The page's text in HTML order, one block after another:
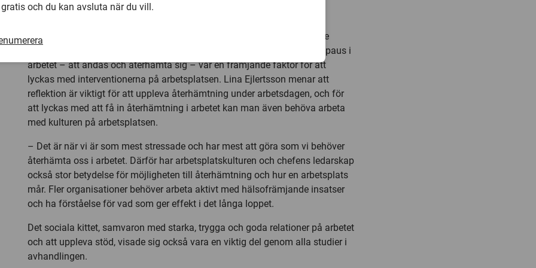
Okej att ta en paus
I de två senare studierna genomförde och utvärderade forskarna riktade
insatser med fokus på återhämtning. Legitimitet för att få ta sig tid för paus i
arbetet – att andas och återhämta sig – var en främjande faktor för att
lyckas med interventionerna på arbetsplatsen. Lina Ejlertsson menar att
reflektion är viktigt för att uppleva återhämtning under arbetsdagen, och för
att lyckas med att få in återhämtning i arbetet kan man även behöva arbeta
med kulturen på arbetsplatsen.
– Det är när vi är som mest stressade och har mest att göra som vi behöver
återhämta oss i arbetet. Därför har arbetsplatskulturen och chefens ledarskap
också stor betydelse för möjligheten till återhämtning och hur en arbetsplats
mår. Fler organisationer behöver arbeta aktivt med hälsofrämjande insatser
och ha förståelse för vad som ger effekt i det långa loppet.
Det sociala kittet, samvaron med starka, trygga och goda relationer på arbetet
och att uppleva stöd, visade sig också vara en viktig del genom alla studier i
avhandlingen.
gratis och du kan avsluta när du vill.